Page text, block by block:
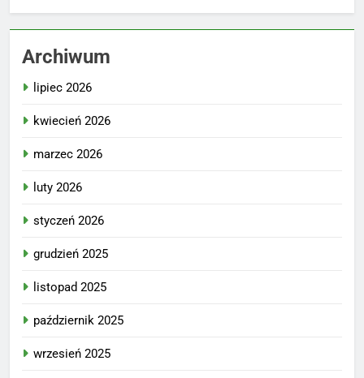
Archiwum
lipiec 2026
kwiecień 2026
marzec 2026
luty 2026
styczeń 2026
grudzień 2025
listopad 2025
październik 2025
wrzesień 2025